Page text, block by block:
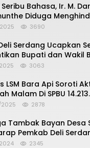
Bahasa, Ir. M.
Diduga
Politik
3690
Serdang Ucapkan
Bupati dan Wakil
3063
LSM Bara Api Soroti
Malam Di SPBU
2878
Tambak Bayan Desa
Pemkab Deli
2345